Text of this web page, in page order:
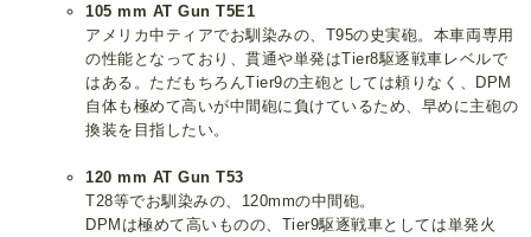
105 mm AT Gun T5E1
アメリカ中ティアでお馴染みの、T95の史実砲。本車両専用
の性能となっており、貫通や単発はTier8駆逐戦車レベルで
はある。ただもちろんTier9の主砲としては頼りなく、DPM
自体も極めて高いが中間砲に負けているため、早めに主砲の
換装を目指したい。
120 mm AT Gun T53
T28等でお馴染みの、120mmの中間砲。
DPMは極めて高いものの、Tier9駆逐戦車としては単発火